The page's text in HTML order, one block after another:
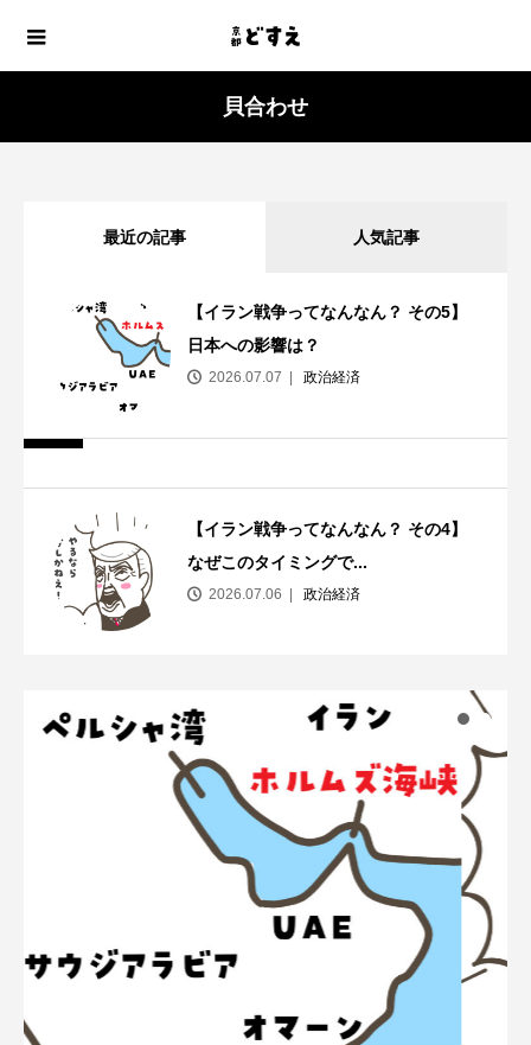
貝合わせ
最近の記事 人気記事
【イラン戦争ってなんなん？ その5】
日本への影響は？
2026.07.07 政治経済
【イラン戦争ってなんなん？ その4】
なぜこのタイミングで...
2026.07.06 政治経済